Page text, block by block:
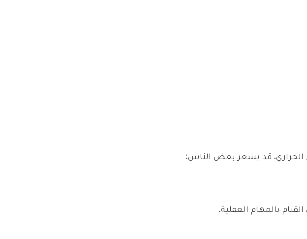
الحراري، قد يشعر بعض الناس:
القيام بالمهام العقلية.